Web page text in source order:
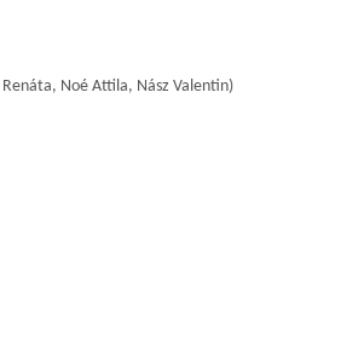
Noé Attila, Nász Valentin)